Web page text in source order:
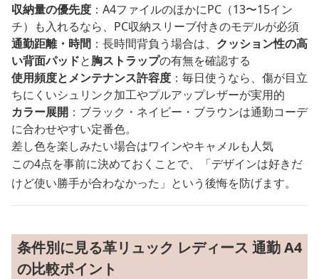
収納量の優先度 ：A4ファイルのほかにPC（13〜15イン
チ）も入れるなら、PC収納スリーブ付きのモデルが必須
通勤距離・時間 ：長時間背負う場合は、 クッション性の高
い背面パッドと胸ストラップの有無を確認する
使用頻度とメンテナンス許容度 ：毎日使うなら、傷が目立
ちにくいシュリンク加工やプルアップレザーが実用的
カラー展開 ：ブラック・ネイビー・ブラウンは通勤コーデ
に合わせやすい定番色。
差し色を楽しみたい場合はワインやキャメルも人気
この4点を事前に決めておくことで、「デザインは好きだ
けど使い勝手が合わなかった」という後悔を防げます。
条件別に見る革リュック レディース 通勤 A4
の比較ポイント